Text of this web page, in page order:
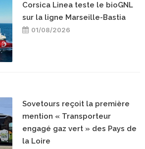
Corsica Linea teste le bioGNL
sur la ligne Marseille-Bastia
01/08/2026
Sovetours reçoit la première
mention « Transporteur
engagé gaz vert » des Pays de
la Loire